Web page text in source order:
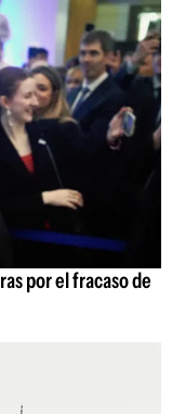
por el fracaso de